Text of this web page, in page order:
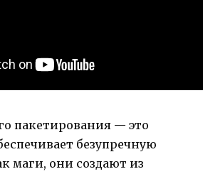
пакетирования — это
безупречную
маги, они создают из